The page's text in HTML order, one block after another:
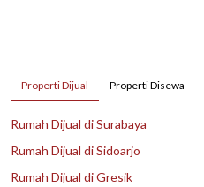
Properti Dijual Properti Disewa
Rumah Dijual di Surabaya
Rumah Dijual di Sidoarjo
Rumah Dijual di Gresik